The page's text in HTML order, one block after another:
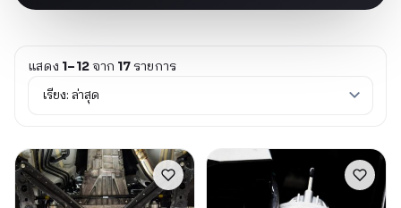
แสดง 1–12จาก 17 รายการ